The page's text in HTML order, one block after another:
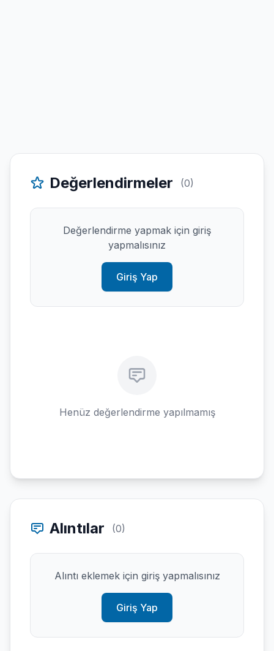
Değerlendirmeler (0)
Değerlendirme yapmak için giriş
yapmalısınız
Giriş Yap
Henüz değerlendirme yapılmamış
Alıntılar (0)
Alıntı eklemek için giriş yapmalısınız
Giriş Yap